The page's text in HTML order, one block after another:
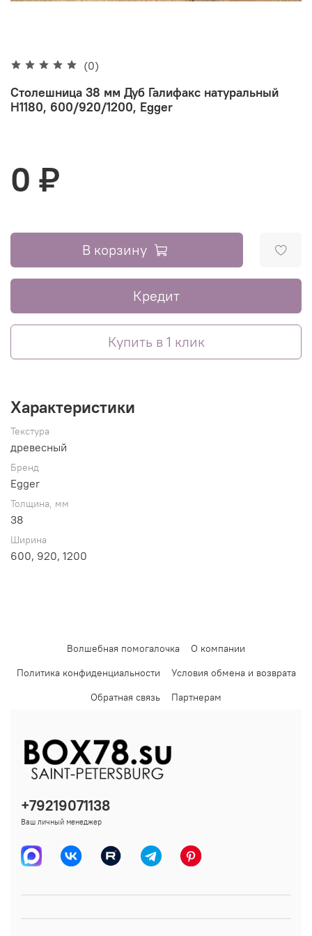
(0)
Столешница 38 мм Дуб Галифакс натуральный
H1180, 600/920/1200, Egger
0 ₽
В корзину
Кредит
Купить в 1 клик
Характеристики
Текстура
древесный
Бренд
Egger
Толщина, мм
38
Ширина
600, 920, 1200
Волшебная помогалочка
О компании
Политика конфиденциальности
Условия обмена и возврата
Обратная связь
Партнерам
+79219071138
Ваш личный менеджер